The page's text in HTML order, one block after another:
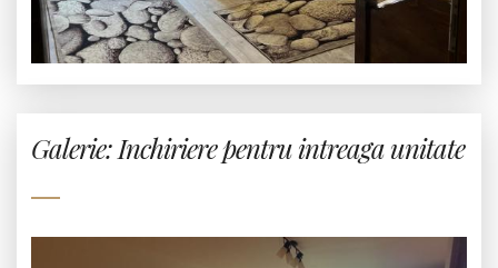
Galerie: Inchiriere pentru intreaga unitate